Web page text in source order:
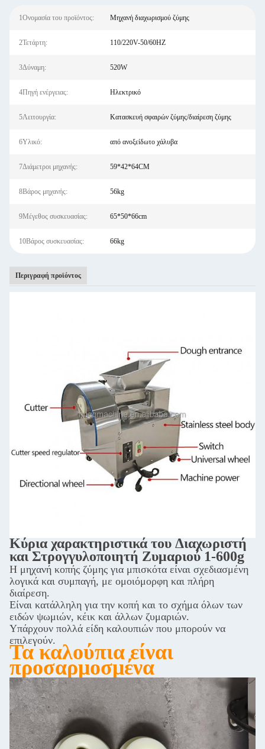
1Ονομασία του προϊόντος: Μηχανή διαχωρισμού ζύμης
2Τετάρτη: 110/220V-50/60HZ
3Δύναμη: 520W
4Πηγή ενέργειας: Ηλεκτρικό
5Λειτουργία: Κατασκευή σφαιρών ζύμης/διαίρεση ζύμης
6Υλικό: από ανοξείδωτο χάλυβα
7Διάμετροι μηχανής: 59*42*64CM
8Βάρος μηχανής: 56kg
9Μέγεθος συσκευασίας: 65*50*66cm
10Βάρος συσκευασίας: 66kg
Περιγραφή προϊόντος
Κύρια χαρακτηριστικά του Διαχωριστή
και Στρογγυλοποιητή Ζυμαριού 1-600g
Η μηχανή κοπής ζύμης για μπισκότα είναι σχεδιασμένη
λογικά και συμπαγή, με ομοιόμορφη και πλήρη
διαίρεση.
Είναι κατάλληλη για την κοπή και το σχήμα όλων των
ειδών ψωμιών, κέικ και άλλων ζυμαριών.
Υπάρχουν πολλά είδη καλουπιών που μπορούν να
επιλεγούν.
Τα καλούπια είναι
προσαρμοσμένα